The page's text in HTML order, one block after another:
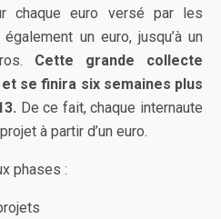
chaque euro versé par les
un euro, jusqu’à un
Cette grande collecte
se finira six semaines plus
De ce fait, chaque internaute
à partir d’un euro.
phases :